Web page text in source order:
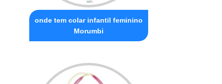
onde tem colar infantil feminino
Morumbi